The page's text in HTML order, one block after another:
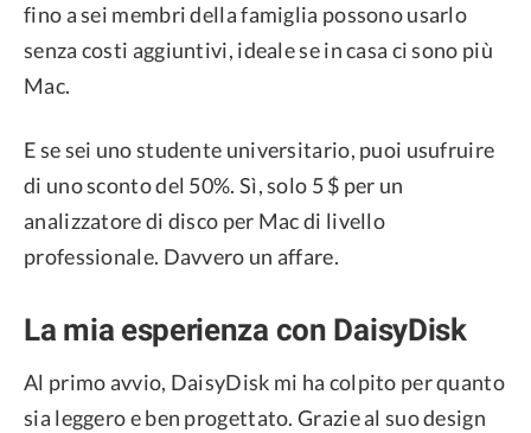
fino a sei membri della famiglia possono usarlo
senza costi aggiuntivi, ideale se in casa ci sono più
Mac.
E se sei uno studente universitario, puoi usufruire
di uno sconto del 50%. Sì, solo 5 $ per un
analizzatore di disco per Mac di livello
professionale. Davvero un affare.
La mia esperienza con DaisyDisk
Al primo avvio, DaisyDisk mi ha colpito per quanto
sia leggero e ben progettato. Grazie al suo design